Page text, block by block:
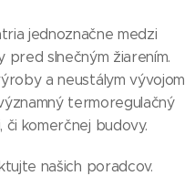
jednoznačne medzi
pred slnečným žiarením.
a neustálym vývojom
termoregulačný
komerčnej budovy.
našich poradcov.